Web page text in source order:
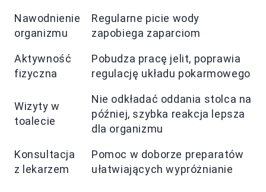
Nawodnienie
organizmu
Regularne picie wody
zapobiega zaparciom
Aktywność
fizyczna
Pobudza pracę jelit, poprawia
regulację układu pokarmowego
Wizyty w
toalecie
Nie odkładać oddania stolca na
później, szybka reakcja lepsza
dla organizmu
Konsultacja
z lekarzem
Pomoc w doborze preparatów
ułatwiających wypróżnianie